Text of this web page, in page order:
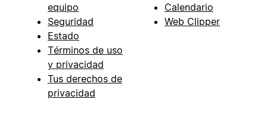
equipo
Seguridad
Estado
Términos de uso
y privacidad
Tus derechos de
privacidad
Calendario
Web Clipper